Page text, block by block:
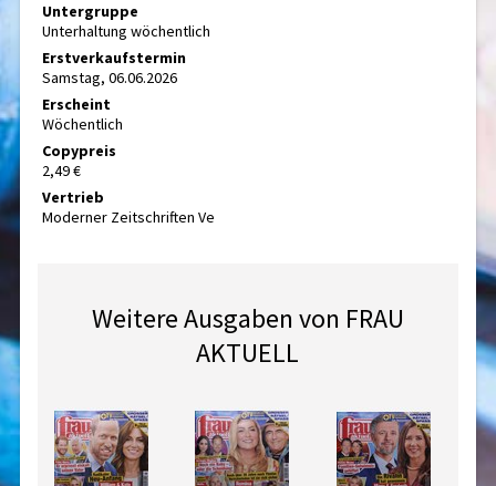
Untergruppe
Unterhaltung wöchentlich
Erstverkaufstermin
Samstag, 06.06.2026
Erscheint
Wöchentlich
Copypreis
2,49 €
Vertrieb
Moderner Zeitschriften Ve
Weitere Ausgaben von FRAU
AKTUELL